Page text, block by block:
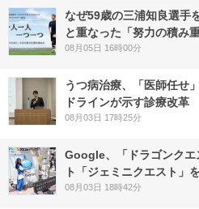
なぜ59歳の三浦知良選
と重なった「努力の積み重
08月05日 16時00分
うつ病治療、「医師任せ
ドラインが示す診療改革
08月03日 17時25分
Google、「ドラゴンク
ト「ジェミニクエスト」
08月03日 18時42分